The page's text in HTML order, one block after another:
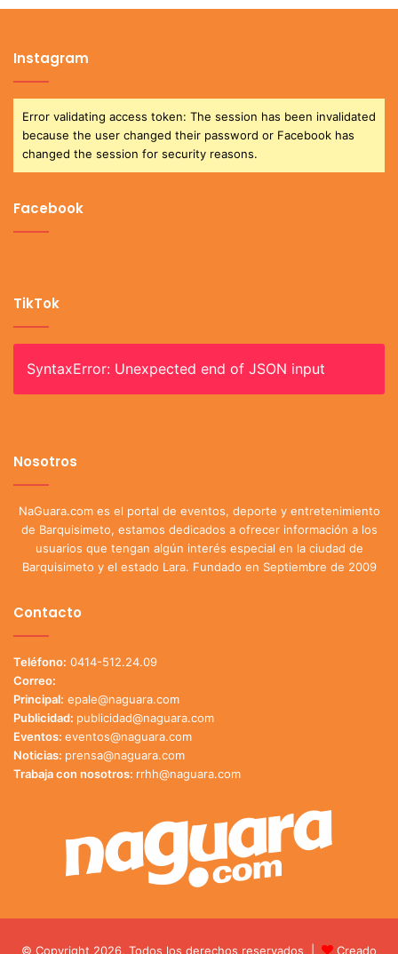
Instagram
Error validating access token: The session has been invalidated
because the user changed their password or Facebook has
changed the session for security reasons.
Facebook
TikTok
SyntaxError: Unexpected end of JSON input
Nosotros
NaGuara.com es el portal de eventos, deporte y entretenimiento
de Barquisimeto, estamos dedicados a ofrecer información a los
usuarios que tengan algún interés especial en la ciudad de
Barquisimeto y el estado Lara. Fundado en Septiembre de 2009
Contacto
Teléfono: 0414-512.24.09
Correo:
Principal: epale@naguara.com
Publicidad: publicidad@naguara.com
Eventos: eventos@naguara.com
Noticias: prensa@naguara.com
Trabaja con nosotros: rrhh@naguara.com
© Copyright 2026, Todos los derechos reservados | Creado